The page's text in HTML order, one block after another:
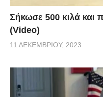
Σήκωσε 500 κιλά και
(Video)
11 ΔΕΚΕΜΒΡΊΟΥ, 2023